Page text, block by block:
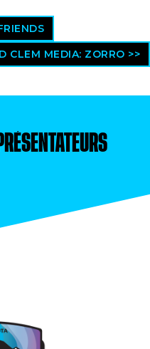
CLEM MEDIA: ZORRO >>